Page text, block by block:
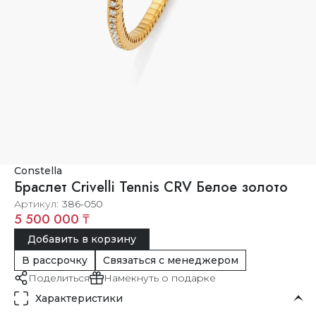
Constella
Браслет Crivelli Tennis CRV Белое золото
Артикул 386-050
5 500 000 ₸
Добавить в корзину
В рассрочку
Связаться с менеджером
Поделиться
Намекнуть о подарке
Характеристики